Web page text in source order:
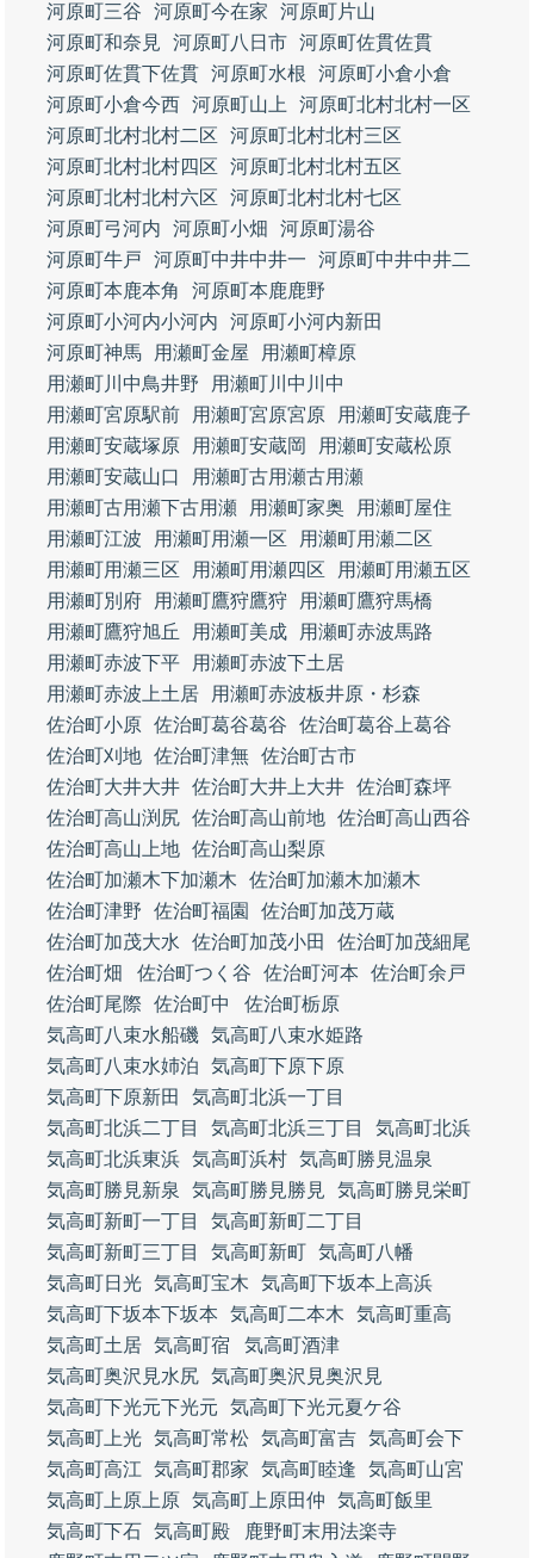
河原町三谷
河原町今在家
河原町片山
河原町和奈見
河原町八日市 河原町佐貫佐貫
河原町佐貫下佐貫 河原町水根
河原町小倉小倉
河原町小倉今西 河原町山上
河原町北村北村一区
河原町北村北村二区
河原町北村北村三区
河原町北村北村四区
河原町北村北村五区
河原町北村北村六区
河原町北村北村七区
河原町弓河内
河原町小畑
河原町湯谷
河原町牛戸
河原町中井中井一
河原町中井中井二
河原町本鹿本角
河原町本鹿鹿野
河原町小河内小河内
河原町小河内新田
河原町神馬
用瀬町金屋
用瀬町樟原
用瀬町川中鳥井野
用瀬町川中川中
用瀬町宮原駅前
用瀬町宮原宮原
用瀬町安蔵鹿子
用瀬町安蔵塚原
用瀬町安蔵岡
用瀬町安蔵松原
用瀬町安蔵山口
用瀬町古用瀬古用瀬
用瀬町古用瀬下古用瀬
用瀬町家奥
用瀬町屋住
用瀬町江波
用瀬町用瀬一区
用瀬町用瀬二区
用瀬町用瀬三区
用瀬町用瀬四区
用瀬町用瀬五区
用瀬町別府
用瀬町鷹狩鷹狩
用瀬町鷹狩馬橋
用瀬町鷹狩旭丘
用瀬町美成
用瀬町赤波馬路
用瀬町赤波下平
用瀬町赤波下土居
用瀬町赤波上土居
用瀬町赤波板井原・杉森
佐治町小原 佐治町葛谷葛谷
佐治町葛谷上葛谷
佐治町刈地 佐治町津無 佐治町古市
佐治町大井大井 佐治町大井上大井 佐治町森坪
佐治町高山渕尻 佐治町高山前地 佐治町高山西谷
佐治町高山上地 佐治町高山梨原
佐治町加瀬木下加瀬木
佐治町加瀬木加瀬木
佐治町津野
佐治町福園
佐治町加茂万蔵
佐治町加茂大水
佐治町加茂小田
佐治町加茂細尾
佐治町畑
佐治町つく谷 佐治町河本
佐治町余戸
佐治町尾際
佐治町中
佐治町栃原
気高町八束水船磯 気高町八束水姫路
気高町八束水姉泊
気高町下原下原
気高町下原新田
気高町北浜一丁目
気高町北浜二丁目
気高町北浜三丁目
気高町北浜
気高町北浜東浜 気高町浜村 気高町勝見温泉
気高町勝見新泉
気高町勝見勝見
気高町勝見栄町
気高町新町一丁目
気高町新町二丁目
気高町新町三丁目
気高町新町 気高町八幡
気高町日光 気高町宝木
気高町下坂本上高浜
気高町下坂本下坂本
気高町二本木
気高町重高
気高町土居 気高町宿
気高町酒津
気高町奥沢見水尻 気高町奥沢見奥沢見
気高町下光元下光元
気高町下光元夏ケ谷
気高町上光 気高町常松 気高町富吉 気高町会下
気高町高江
気高町郡家 気高町睦逢
気高町山宮
気高町上原上原 気高町上原田仲
気高町飯里
気高町下石 気高町殿
鹿野町末用法楽寺